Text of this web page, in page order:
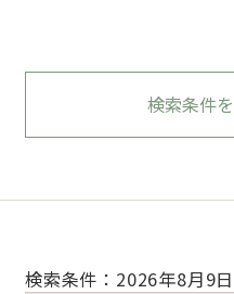
検索条件
検索条件：2026年8月9日